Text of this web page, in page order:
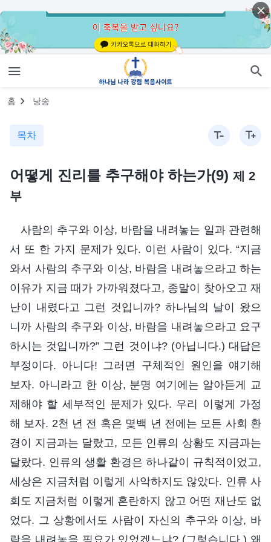
홈 낭송
목차
어떻게 진리를 추구해야 하는가(9) 제 2
부
사람의 추구와 이상, 바람을 내려놓는 일과 관련해
서 또 한 가지 문제가 있다. 이런 사람이 있다. “지금
와서 사람의 추구와 이상, 바람을 내려놓으라고 하는
이유가 지금 때가 가까워졌다고, 종말이 찾아오고 재
난이 내렸다고 그런 것입니까? 하나님의 날이 왔으
니까 사람의 추구와 이상, 바람을 내려놓으라고 요구
하시는 것입니까?” 그런 것이냐? (아닙니다.) 대답은
부정이다. 아니다! 그러면 구체적인 원인을 얘기해
보자. 아니라고 한 이상, 분명 여기에는 알아듣게 교
제해야 할 세부적인 문제가 있다. 우리 이렇게 가정
해 보자. 2천 년 전 혹은 몇백 년 전에는 모든 사회 환
경이 지금과는 달랐고, 모든 인류의 상황도 지금과는
달랐다. 인류의 생활 환경은 하나같이 규칙적이었고,
세상은 지금처럼 이렇게 사악하지도 않았다. 인류 사
회도 지금처럼 이렇게 혼란하지 않고 어떤 재난도 없
었다. 그 상황에서도 사람이 자신의 추구와 이상, 바
람을 내려놓을 필요가 있었겠느냐? (그렇습니다.) 왜